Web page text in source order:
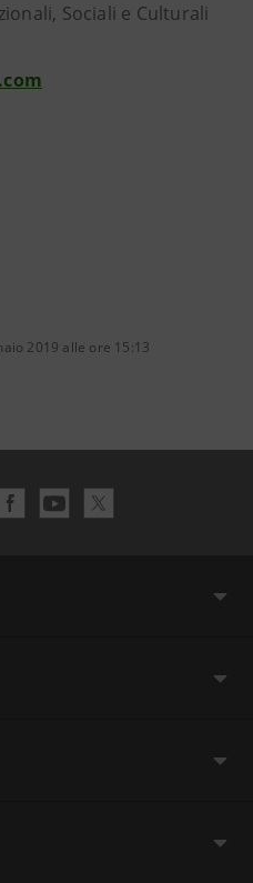
Sociali e Culturali
2019 alle ore 15:13